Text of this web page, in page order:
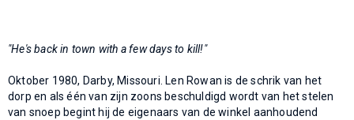
"He's back in town with a few days to kill!"
Oktober 1980, Darby, Missouri. Len Rowan is de schrik van het
dorp en als één van zijn zoons beschuldigd wordt van het stelen
van snoep begint hij de eigenaars van de winkel aanhoudend